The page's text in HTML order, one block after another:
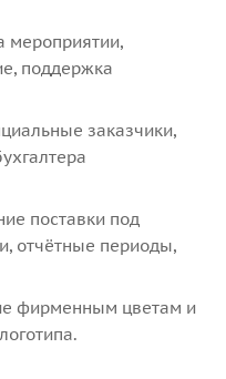
мероприятии,
поддержка
заказчики,
поставки под
отчётные периоды,
фирменным цветам и